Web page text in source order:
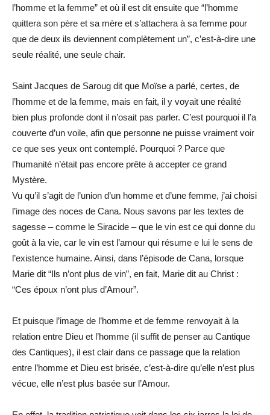
l’homme et la femme” et où il est dit ensuite que “l’homme
quittera son père et sa mère et s’attachera à sa femme pour
que de deux ils deviennent complètement un”, c’est-à-dire une
seule réalité, une seule chair.
Saint Jacques de Saroug dit que Moïse a parlé, certes, de
l’homme et de la femme, mais en fait, il y voyait une réalité
bien plus profonde dont il n’osait pas parler. C’est pourquoi il l’a
couverte d’un voile, afin que personne ne puisse vraiment voir
ce que ses yeux ont contemplé. Pourquoi ? Parce que
l’humanité n’était pas encore prête à accepter ce grand
Mystère.
Vu qu’il s’agit de l’union d’un homme et d’une femme, j’ai choisi
l’image des noces de Cana. Nous savons par les textes de
sagesse – comme le Siracide – que le vin est ce qui donne du
goût à la vie, car le vin est l’amour qui résume e lui le sens de
l’existence humaine. Ainsi, dans l’épisode de Cana, lorsque
Marie dit “Ils n’ont plus de vin”, en fait, Marie dit au Christ :
“Ces époux n’ont plus d’Amour”.
Et puisque l’image de l’homme et de femme renvoyait à la
relation entre Dieu et l’homme (il suffit de penser au Cantique
des Cantiques), il est clair dans ce passage que la relation
entre l’homme et Dieu est brisée, c’est-à-dire qu’elle n’est plus
vécue, elle n’est plus basée sur l’Amour.